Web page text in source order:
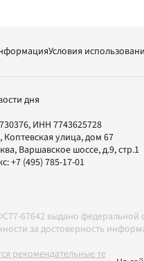
Условия
дня
ИНН 7743625728
Коптевская улица, дом 67
, Варшавское шоссе, д.9, стр.1
+7 (495) 785-17-01
67642 выдано
за достоверность
технологии